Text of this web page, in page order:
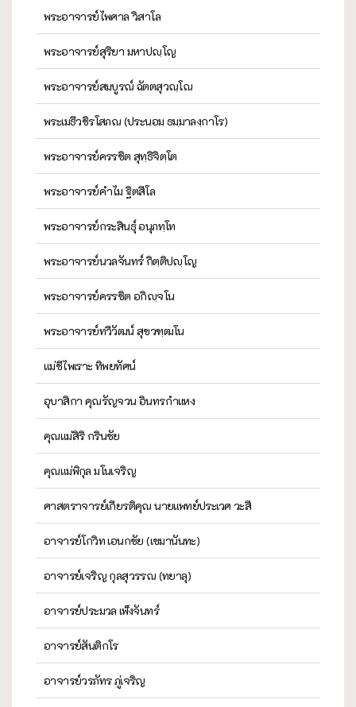
พระอาจารย์ไพศาล วิสาโล
พระอาจารย์สุริยา มหาปญฺโญ
พระอาจารย์สมบูรณ์ ฉัตตสุวณฺโณ
พระเมธีวชิรโสภณ (ประนอม ธมฺมาลงฺกาโร)
พระอาจารย์ครรชิต สุทฺธิจิตฺโต
พระอาจารย์คำไม ฐิตสีโล
พระอาจารย์กระสินธุ์ อนุภทฺโท
พระอาจารย์นวลจันทร์ กิตฺติปญฺโญ
พระอาจารย์ครรชิต อกิญฺจโน
พระอาจารย์ทวีวัฒน์ สุขวฑฺฒโน
แม่ชีไพเราะ ทิพยทัศน์
อุบาสิกา คุณรัญจวน อินทรกำแหง
คุณแม่สิริ กรินชัย
คุณแม่พิกุล มโนเจริญ
ศาสตราจารย์เกียรติคุณ นายแพทย์ประเวศ วะสี
อาจารย์โกวิท เอนกชัย (เขมานันทะ)
อาจารย์เจริญ กุลสุวรรณ (ทยาลุ)
อาจารย์ประมวล เพ็งจันทร์
อาจารย์สันติกโร
อาจารย์วรภัทร ภู่เจริญ